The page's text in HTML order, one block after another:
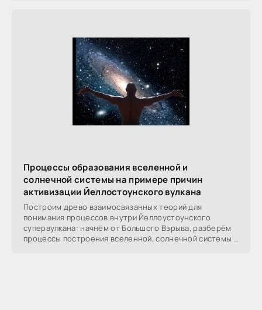
Процессы образования вселенной и
солнечной системы на примере причин
активизации Йеллостоунского вулкана
Построим древо взаимосвязанных теорий для
понимания процессов внутри Йеллоустоунского
супервулкана: начнём от Большого Взрыва, разберём
процессы построения вселенной, солнечной системы в